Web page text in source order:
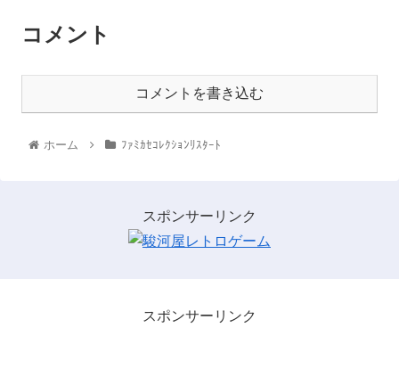
コメント
コメントを書き込む
ホーム ﾌｧﾐｶｾｺﾚｸｼｮﾝﾘｽﾀｰﾄ
スポンサーリンク
スポンサーリンク